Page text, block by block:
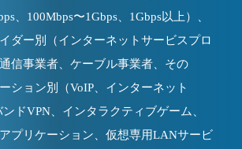
、100Mbps〜1Gbps、1Gbps以上）、
ダー別（インターネットサービスプロ
信事業者、ケーブル事業者、その
ション別（VoIP、インターネット
ドVPN、インタラクティブゲーム、
プリケーション、仮想専用LANサービ